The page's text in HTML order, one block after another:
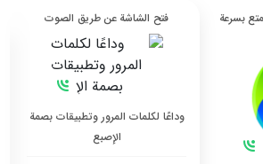
بسرعة فتح الشاشة عن طريق الصوت
وداعًا لكلمات المرور وتطبيقات بصمة
الإصبع